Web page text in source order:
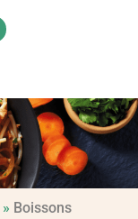
» Boissons